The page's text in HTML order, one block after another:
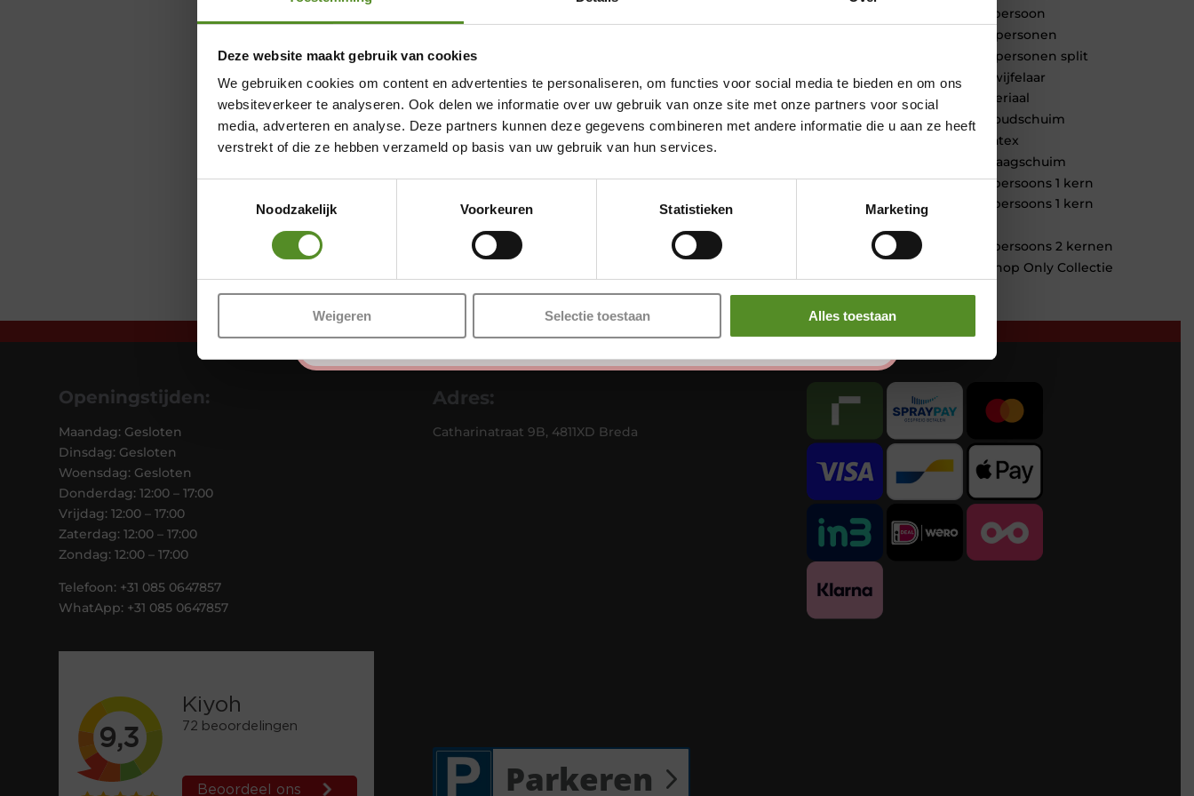
Deze website maakt gebruik van cookies
We gebruiken cookies om content en advertenties te personaliseren, om functies voor social media te bieden en om ons
websiteverkeer te analyseren. Ook delen we informatie over uw gebruik van onze site met onze partners voor social
media, adverteren en analyse. Deze partners kunnen deze gegevens combineren met andere informatie die u aan ze heeft
verstrekt of die ze hebben verzameld op basis van uw gebruik van hun services.
Noodzakelijk
Voorkeuren Statistieken Marketing
Weigeren Selectie toestaan Alles toestaan
1 persoon
2 personen
2 personen split
Twijfelaar
Materiaal
Koudschuim
Latex
Traagschuim
Tweepersoons 1 kern
Tweepersoons 1 kern
Tweepersoons 2 kernen
Webshop Only Collectie
Openingstijden:
Maandag: Gesloten
Dinsdag: Gesloten
Woensdag: Gesloten
Donderdag: 12:00 – 17:00
Vrijdag: 12:00 – 17:00
Zaterdag: 12:00 – 17:00
Zondag: 12:00 – 17:00
Telefoon: +31 085 0647857
WhatApp: +31 085 0647857
Adres:
Catharinatraat 9B, 4811XD Breda
Parkeren
Donderdag 12:00 – 17:00
Vrijdag 12:00 – 17:00
Zaterdag 12:00 – 17:00
Zondag 12:00 – 17:00